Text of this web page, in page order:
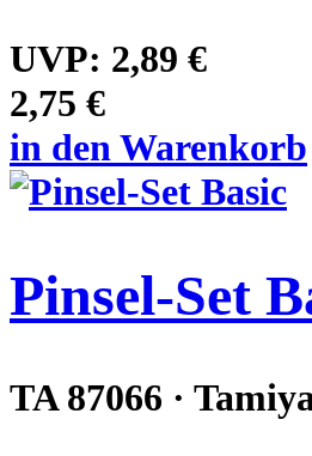
UVP: 2,89 €
2,75 €
in den Warenkorb
Pinsel-Set
TA 87066 ·